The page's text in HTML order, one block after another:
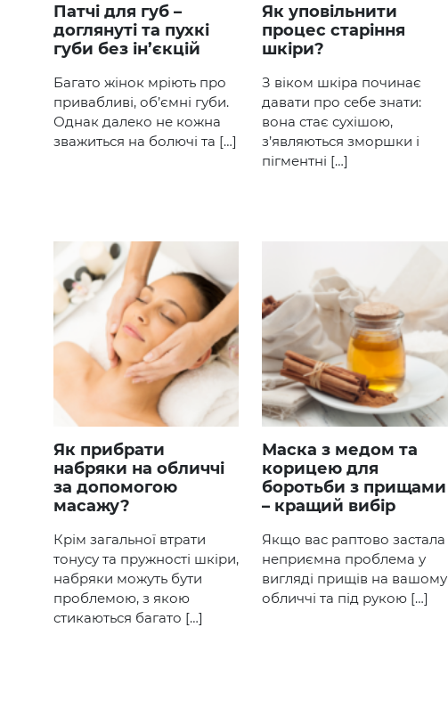
Патчі для губ –
доглянуті та пухкі
губи без ін’єкцій
Багато жінок мріють про
привабливі, об’ємні губи.
Однак далеко не кожна
зважиться на болючі та […]
Як уповільнити
процес старіння
шкіри?
З віком шкіра починає
давати про себе знати:
вона стає сухішою,
з’являються зморшки і
пігментні […]
Як прибрати
набряки на обличчі
за допомогою
масажу?
Крім загальної втрати
тонусу та пружності шкіри,
набряки можуть бути
проблемою, з якою
стикаються багато […]
Маска з медом та
корицею для
боротьби з прищами
– кращий вибір
Якщо вас раптово застала
неприємна проблема у
вигляді прищів на вашому
обличчі та під рукою […]